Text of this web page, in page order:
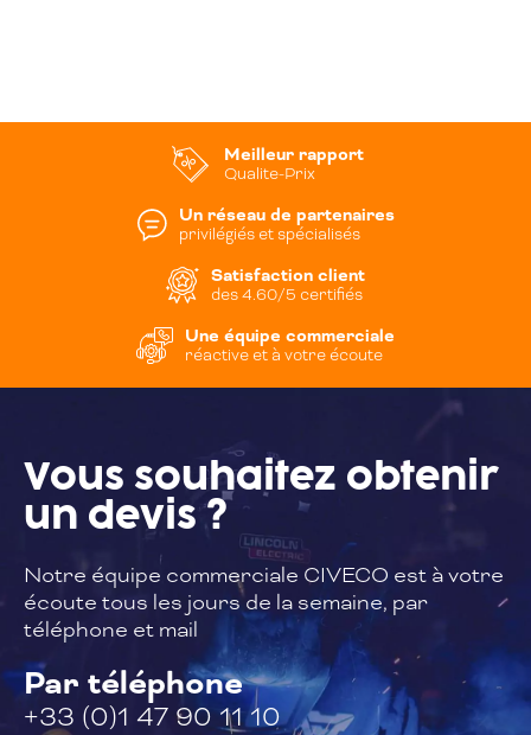
Meilleur rapport
Qualite-Prix
Un réseau de partenaires
privilégiés et spécialisés
Satisfaction client
des 4.60/5 certifiés
Une équipe commerciale
réactive et à votre écoute
Vous souhaitez obtenir
un devis ?
Notre équipe commerciale CIVECO est àvotre
écoute tous les jours de la semaine, par
téléphone et mail
Par téléphone
+33 (0)1 47 90 11 10